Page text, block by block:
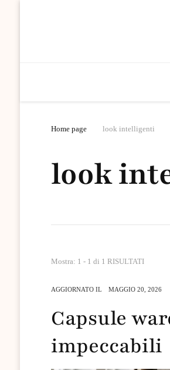
Home page look intelligenti
look
Mostra: 1 - 1 di 1 RISULTATI
AGGIORNATO IL MAGGIO 20, 2026
Capsule
impeccabili